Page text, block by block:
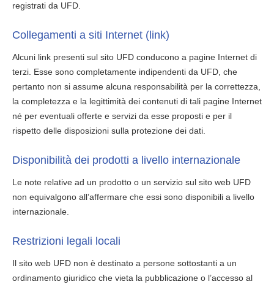
registrati da UFD.
Collegamenti a siti Internet (link)
Alcuni link presenti sul sito UFD conducono a pagine Internet di
terzi. Esse sono completamente indipendenti da UFD, che
pertanto non si assume alcuna responsabilità per la correttezza,
la completezza e la legittimità dei contenuti di tali pagine Internet
né per eventuali offerte e servizi da esse proposti e per il
rispetto delle disposizioni sulla protezione dei dati.
Disponibilità dei prodotti a livello internazionale
Le note relative ad un prodotto o un servizio sul sito web UFD
non equivalgono all’affermare che essi sono disponibili a livello
internazionale.
Restrizioni legali locali
Il sito web UFD non è destinato a persone sottostanti a un
ordinamento giuridico che vieta la pubblicazione o l’accesso al